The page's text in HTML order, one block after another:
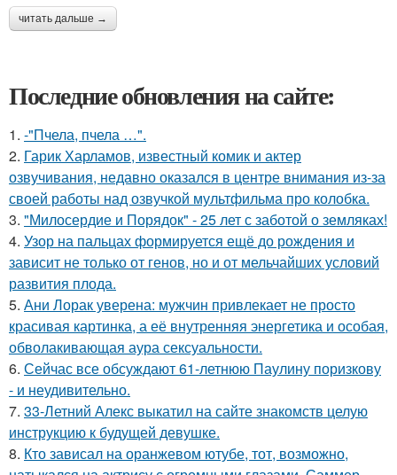
читать дальше →
Последние обновления на сайте:
1. -"Пчела, пчела …".
2. Гарик Харламов, известный комик и актер
озвучивания, недавно оказался в центре внимания из-за
своей работы над озвучкой мультфильма про колобка.
3. "Милосердие и Порядок" - 25 лет с заботой о земляках!
4. Узор на пальцах формируется ещё до рождения и
зависит не только от генов, но и от мельчайших условий
развития плода.
5. Ани Лорак уверена: мужчин привлекает не просто
красивая картинка, а её внутренняя энергетика и особая,
обволакивающая аура сексуальности.
6. Сейчас все обсуждают 61-летнюю Паулину поризкову
- и неудивительно.
7. 33-Летний Алекс выкатил на сайте знакомств целую
инструкцию к будущей девушке.
8. Кто зависал на оранжевом ютубе, тот, возможно,